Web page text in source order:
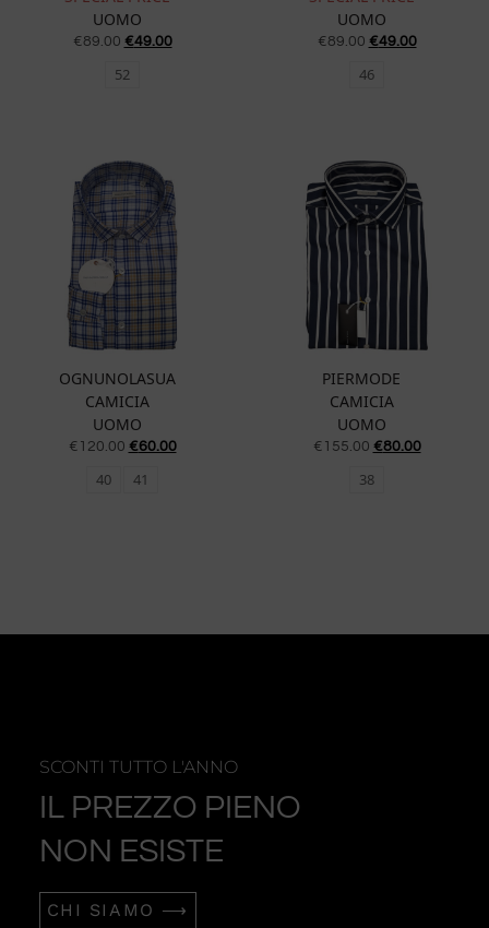
UOMO
€89.00 €49.00
52
UOMO
€89.00 €49.00
46
OGNUNOLASUA
CAMICIA
UOMO
€ 120.00 €60.00
40 41
PIERMODE
CAMICIA
UOMO
€ 155.00 €80.00
38
SCONTI TUTTO L'ANNO
IL PREZZO PIENO
NON ESISTE
CHI SIAMO ⟶